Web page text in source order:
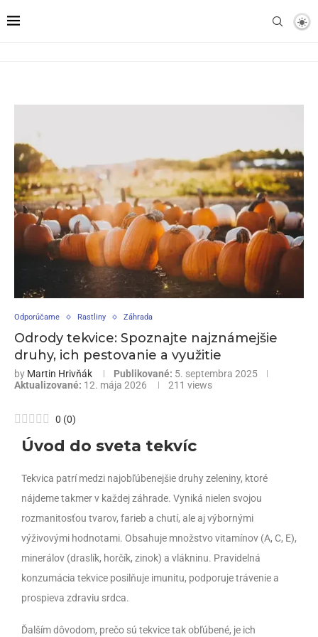
Odporúčame Rastliny Záhrada
Odrody tekvice: Spoznajte najznámejšie
druhy, ich pestovanie a využitie
by Martin Hrivňák Publikované: 5. septembra 2025
Aktualizované: 12. mája 2026 211 views
0 (0)
Úvod do sveta tekvíc
Tekvica patrí medzi najobľúbenejšie druhy zeleniny, ktoré
nájdeme takmer v každej záhrade. Vyniká nielen svojou
rozmanitosťou tvarov, farieb a chutí, ale aj výbornými
výživovými hodnotami. Obsahuje množstvo vitamínov (A, C, E),
minerálov (draslík, horčík, zinok) a vlákninu. Pravidelná
konzumácia tekvice posilňuje imunitu, podporuje trávenie a
prospieva zdraviu srdca.
Ďalším dôvodom, prečo sú tekvice tak obľúbené, je ich